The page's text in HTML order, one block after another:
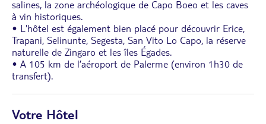
salines, la zone archéologique de Capo Boeo et les caves
à vin historiques.
• L'hôtel est également bien placé pour découvrir Erice,
Trapani, Selinunte, Segesta, San Vito Lo Capo, la réserve
naturelle de Zingaro et les îles Égades.
• A 105 km de l’aéroport de Palerme (environ 1h30 de
transfert).
Votre Hôtel